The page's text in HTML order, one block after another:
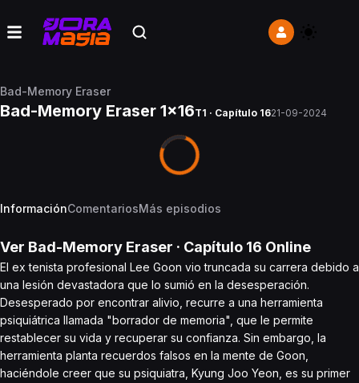
Bad-Memory Eraser
Bad-Memory Eraser 1x16T1 · Capítulo 1621-09-2024
InformaciónComentariosMás episodios
Ver Bad-Memory Eraser · Capítulo 16 Online
El ex tenista profesional Lee Goon vio truncada su carrera debido a
una lesión devastadora que lo sumió en la desesperación.
Desesperado por encontrar alivio, recurre a una herramienta
psiquiátrica llamada "borrador de memoria", que le permite
restablecer su vida y recuperar su confianza. Sin embargo, la
herramienta planta recuerdos falsos en la mente de Goon,
haciéndole creer que su psiquiatra, Kyung Joo Yeon, es su primer